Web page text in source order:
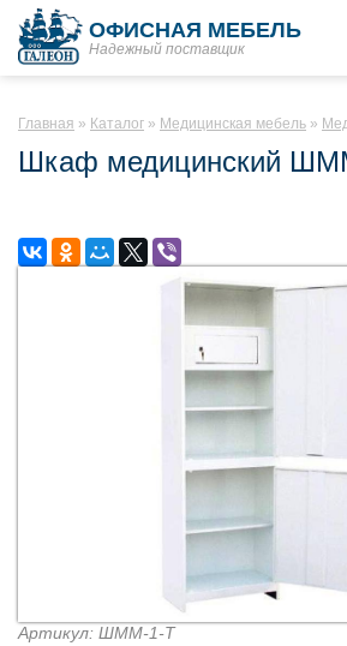
ОФИСНАЯ МЕБЕЛЬ
Надежный поставщик
Главная Каталог Медицинская мебель
Шкаф медицинский
Артикул: ШММ-1-Т